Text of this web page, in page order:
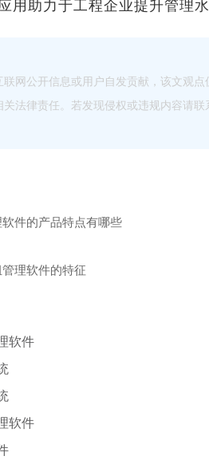
用助力于工程企业提升管理
网公开信息或用户自发贡献，该文观
关法律责任。若发现侵权或违规内容请
件的产品特点有哪些
理软件的特征
软件
软件